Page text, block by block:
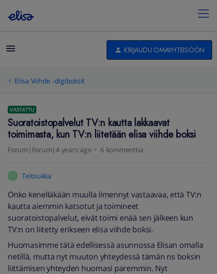
KIRJAUDU OMAYHTEISÖÖN
Elisa Viihde -digiboksit
VASTATTU
Suoratoistopalvelut TV:n kautta lakkaavat
toimimasta, kun TV:n liitetään elisa viihde boksi
Forum|Forum|4 years ago 6 kommenttia
T Teitsukka
Onko kenelläkään muulla ilmennyt vastaavaa, että TV:n
kautta aiemmin katsotut ja toimineet
suoratoistopalvelut, eivät toimi enää sen jälkeen kun
TV:n on liitetty erikseen elisa viihde boksi.
Huomasimme tätä edellisessä asunnossa Elisan omalla
netillä, mutta nyt muuton yhteydessä tämän ns boksin
liittämisen yhteyden huomasi paremmin. Nyt